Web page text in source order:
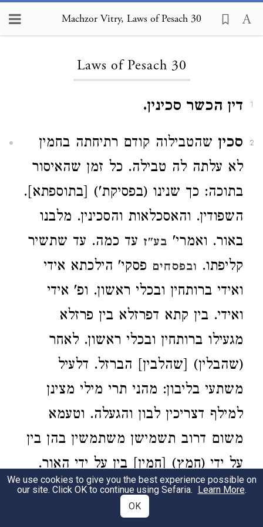
Machzor Vitry, Laws of Pesach 30
Laws of Pesach 30
1 דין הכשר סכינין.
2 סכין שהטבילוה קודם רתיחתה בחמין
לא עלתה לה טבילה. כל זמן שהאיסור
בתוכה: כך שנינו (בפסיקת') [בתוספתא].
השפודין. והאסכלאות והסכינין. מלבנו
באור. ואמרי' בע"ז עד כמה. עד שתשיר
קליפתו. ובפסחים פסקי' הילכתא אידי
ואידי ברותחין ובכלי ראשון. ופ' אידי
ואידי. בין קתא דפרזלא בין פרזלא
מגעילו ברותחין ובכלי ראשון. לאחר
(שהבלין) [שהלבין] הברזל. דלעיל
משתעי בליבון: מהני תרי מילי מצינן
למילף דצריכין לבון והגעלה. וטעמא
משום דרוב תשמישן משתמשין בהן בין
על ידי (חמץ) [חמין] בין על ידי האור.
וקיימא לן כבולעו כך פולטו:
We use cookies to give you the best experience possible on
our site. Click OK to continue using Sefaria. Learn More.
OK